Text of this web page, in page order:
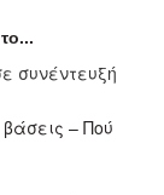
συνέντευξή